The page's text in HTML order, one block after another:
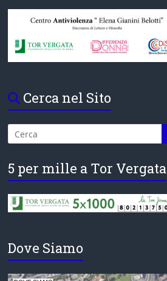
Cerca nel Sito
5 per mille a Tor Vergata
Dove Siamo